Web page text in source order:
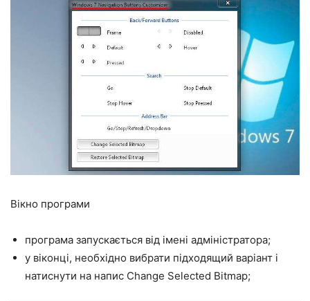
Вікно програми
програма запускається від імені адміністратора;
у віконці, необхідно вибрати підходящий варіант і
натиснути на напис Change Selected Bitmap;